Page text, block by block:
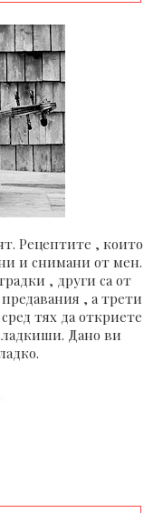
Рецептите , които
и снимани от мен.
, други са от
, а трети
тях да откриете
Дано ви